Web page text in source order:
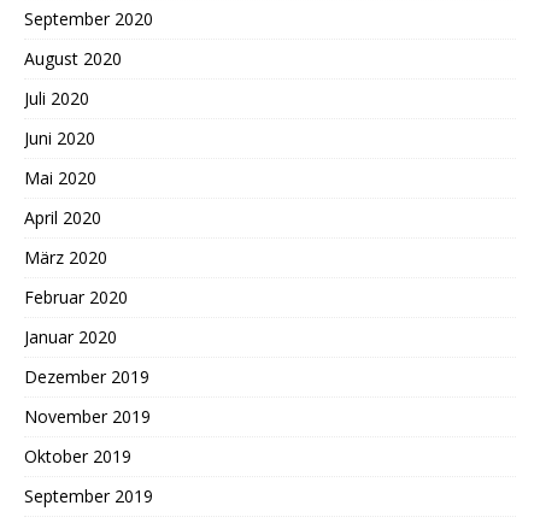
September 2020
August 2020
Juli 2020
Juni 2020
Mai 2020
April 2020
März 2020
Februar 2020
Januar 2020
Dezember 2019
November 2019
Oktober 2019
September 2019